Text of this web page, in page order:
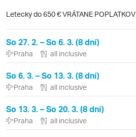
Letecky do 650 € VRÁTANE POPLATKOV
So 27. 2. – So 6. 3. (8 dní)
Praha all inclusive
So 6. 3. – So 13. 3. (8 dní)
Praha all inclusive
So 13. 3. – So 20. 3. (8 dní)
Praha all inclusive